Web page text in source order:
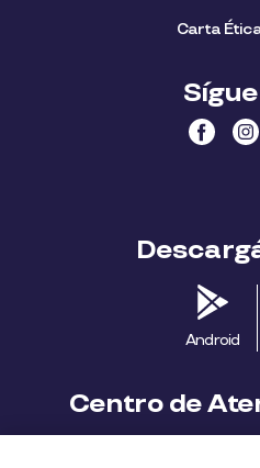
Carta
Android
Centro de